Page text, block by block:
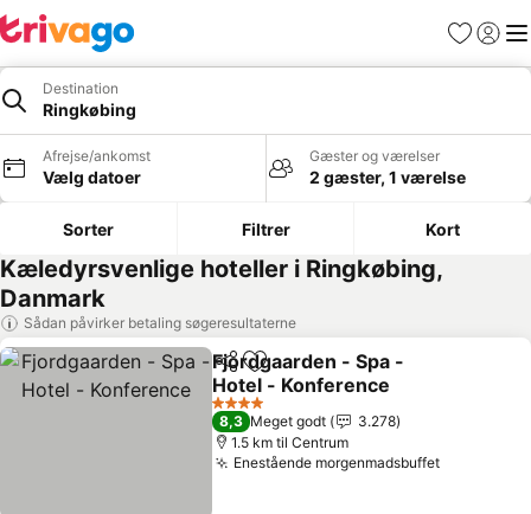
Favoritter
Log ind
Destination
Ringkøbing
Afrejse/ankomst
Vælg datoer
Gæster og værelser
2 gæster, 1 værelse
Sorter Filtrer Kort
Kæledyrsvenlige hoteller i Ringkøbing,
Danmark
Sådan påvirker betaling søgeresultaterne
Del Føj til favoritter
Fjordgaarden - Spa -
Hotel - Konference
4 Stjerner
8,3 Meget godt
3.278
1.5 km til Centrum
Enestående morgenmadsbuffet